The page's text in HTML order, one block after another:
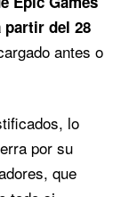
partir del 28
antes o
lo
por su
que